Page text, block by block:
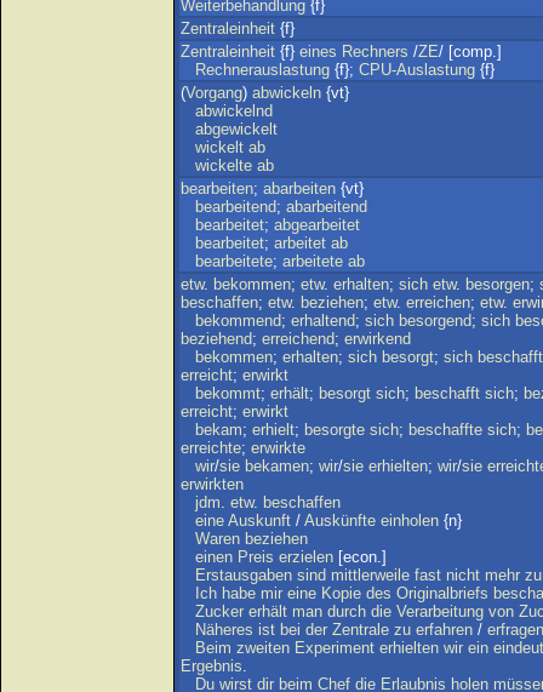
Weiterbehandlung {f}
Zentraleinheit {f}
Zentraleinheit {f} eines Rechners /ZE/ [comp.]
Rechnerauslastung {f}; CPU-Auslastung {f}
(Vorgang) abwickeln {vt}
abwickelnd
abgewickelt
wickelt ab
wickelte ab
bearbeiten; abarbeiten {vt}
bearbeitend; abarbeitend
bearbeitet; abgearbeitet
bearbeitet; arbeitet ab
bearbeitete; arbeitete ab
etw. bekommen; etw. erhalten; sich etw. besorgen;
beschaffen; etw. beziehen; etw. erreichen; etw.
bekommend; erhaltend; sich besorgend; sich
beziehend; erreichend; erwirkend
bekommen; erhalten; sich besorgt; sich beschafft
erreicht; erwirkt
bekommt; erhält; besorgt sich; beschafft sich;
erreicht; erwirkt
bekam; erhielt; besorgte sich; beschaffte sich;
erreichte; erwirkte
wir/sie bekamen; wir/sie erhielten; wir/sie
erwirkten
jdm. etw. beschaffen
eine Auskunft / Auskünfte einholen {n}
Waren beziehen
einen Preis erzielen [econ.]
Erstausgaben sind mittlerweile fast nicht mehr zu
Ich habe mir eine Kopie des Originalbriefs
Zucker erhält man durch die Verarbeitung von
Näheres ist bei der Zentrale zu erfahren / erfragen
Beim zweiten Experiment erhielten wir ein
Ergebnis.
Du wirst dir beim Chef die Erlaubnis holen